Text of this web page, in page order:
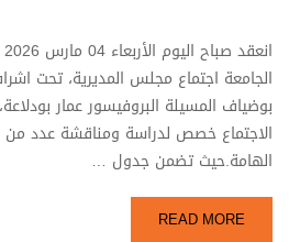
الجامعة اجتماع مجلس المديرية، تحت
بوضياف المسيلة البروفيسور عمار
الاجتماع خصص لدراسة ومناقشة عدد من
الهامة.حيث تضمن جدول …
READ MORE